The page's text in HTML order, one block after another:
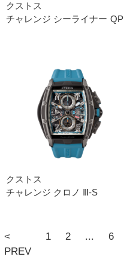
クストス
チャレンジ シーライナー QP
クストス
チャレンジ クロノ Ⅲ-S
<
PREV
1 2 ... 6